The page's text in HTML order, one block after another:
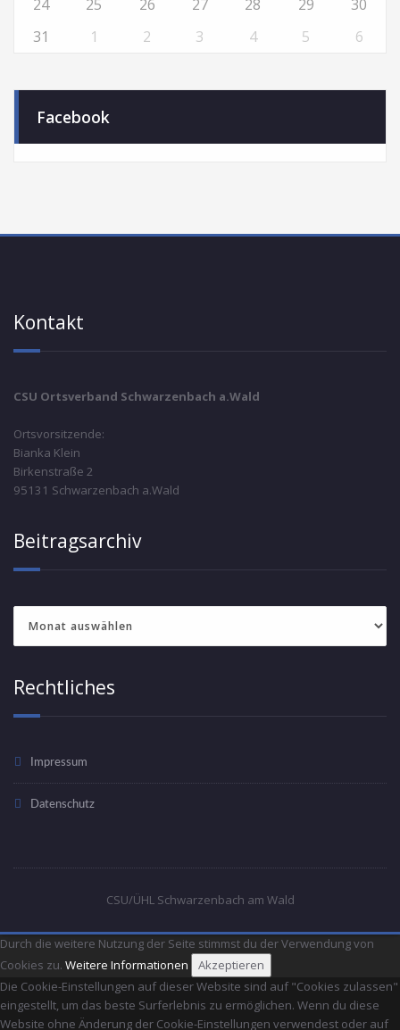
24
25 26 27 28 29
30
31
1 2 3 4 5 6
Facebook
Kontakt
CSU Ortsverband Schwarzenbach a.Wald
Ortsvorsitzende:
Bianka Klein
Birkenstraße 2
95131 Schwarzenbach a.Wald
Beitragsarchiv
Rechtliches
Impressum
Datenschutz
CSU/ÜHL Schwarzenbach am Wald
Durch die weitere Nutzung der Seite stimmst du der Verwendung von
Cookies zu. Weitere Informationen
Akzeptieren
Die Cookie-Einstellungen auf dieser Website sind auf "Cookies zulassen"
eingestellt, um das beste Surferlebnis zu ermöglichen. Wenn du diese
Website ohne Änderung der Cookie-Einstellungen verwendest oder auf